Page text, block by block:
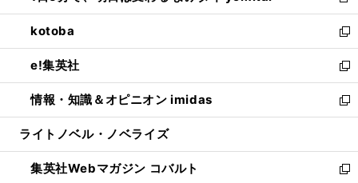
開
く
ウ
で
開
く
ン
ド
ウ
で
開
く
ウ
ィ
ン
ド
ウ
で
開
し
い
ウ
ィ
ン
ド
ウ
開
く
kotoba
新
し
い
ウ
ィ
ン
ウ
で
e!集英社
新
し
い
ウ
ン
ド
情報・知識＆オピニオン imidas
新
し
ウ
ィ
ライトノベル・ノベライズ
集英社Webマガジン コバルト
新